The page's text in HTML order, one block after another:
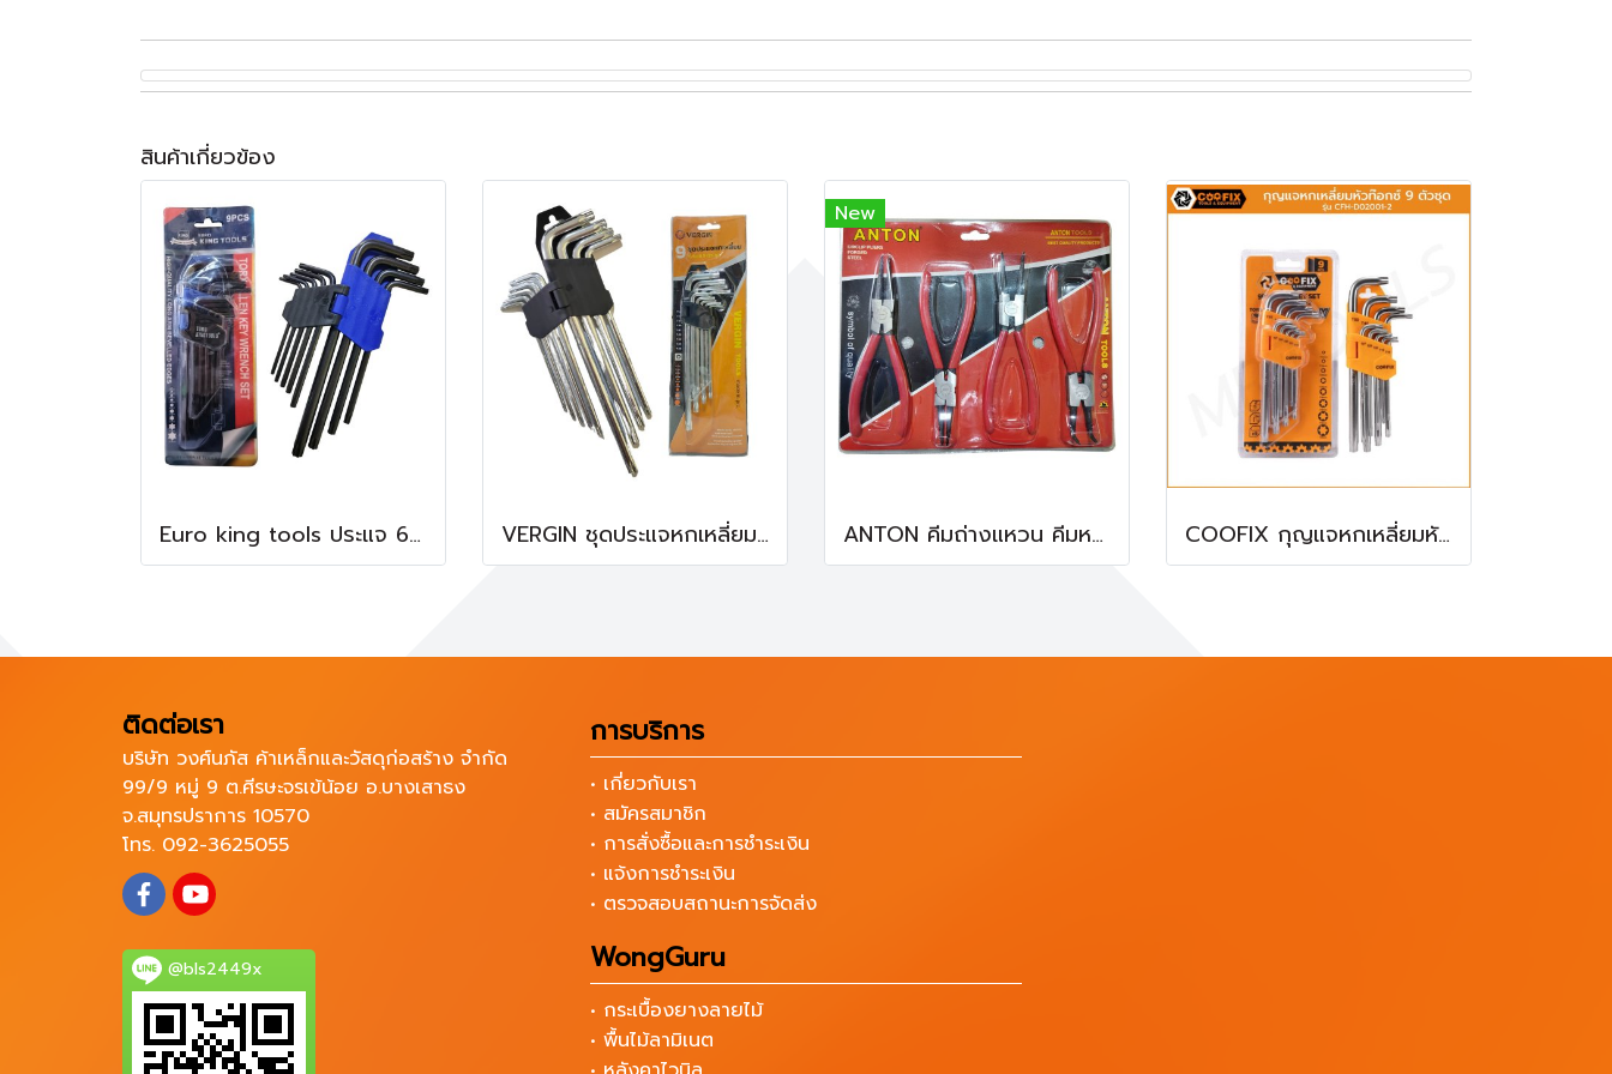
สินค้าเกี่ยวข้อง
Euro king tools ประแจ 6 เหลี่ยมหัวดาว 9 ชิ้น VERGIN ชุดประแจหกเหลี่ยมหัวดาว 9 ตัว/ชุด
New
ANTON คีมถ่างแหวน คีมหนีบ คีมถ่าง 7 นิ้ว 4 ชิ้น AT-2807 COOFIX กุญแจหกเหลี่ยมหัวท๊อกซ์ 9 ตัวชุด รุ่น CFH-D02001-2
ติดต่อเรา
บริษัท วงศ์นภัส ค้าเหล็กและวัสดุก่อสร้าง จำกัด
99/9 หมู่ 9 ต.ศีรษะจรเข้น้อย อ.บางเสาธง
จ.สมุทรปราการ 10570
โทร. 092-3625055
@bls2449x
การบริการ
• เกี่ยวกับเรา
• สมัครสมาชิก
• การสั่งซื้อและการชำระเงิน
• แจ้งการชำระเงิน
• ตรวจสอบสถานะการจัดส่ง
WongGuru
• กระเบื้องยางลายไม้
• พื้นไม้ลามิเนต